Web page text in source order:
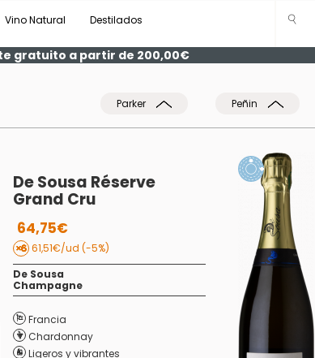
Vino Natural Destilados
gratuito a partir de 200,00€
Parker Peñin
De Sousa Réserve
Grand Cru
64,75€
61,51€/ud (-5%)
De Sousa
Champagne
Francia
Chardonnay
Ligeros y vibrantes